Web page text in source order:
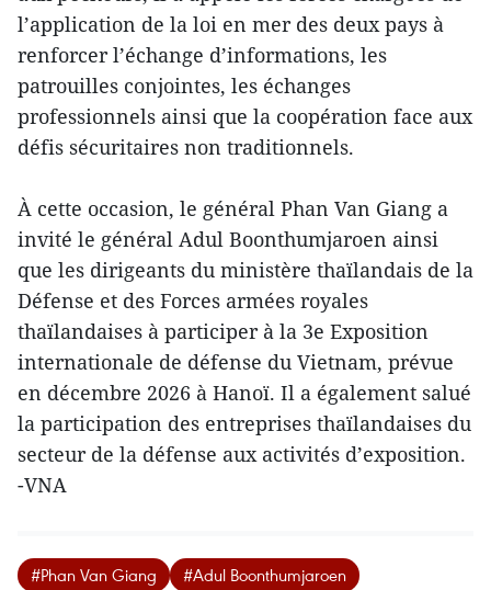
l’application de la loi en mer des deux pays à
renforcer l’échange d’informations, les
patrouilles conjointes, les échanges
professionnels ainsi que la coopération face aux
défis sécuritaires non traditionnels.
À cette occasion, le général Phan Van Giang a
invité le général Adul Boonthumjaroen ainsi
que les dirigeants du ministère thaïlandais de la
Défense et des Forces armées royales
thaïlandaises à participer à la 3e Exposition
internationale de défense du Vietnam, prévue
en décembre 2026 à Hanoï. Il a également salué
la participation des entreprises thaïlandaises du
secteur de la défense aux activités d’exposition.
-VNA
#Phan Van Giang
#Adul Boonthumjaroen